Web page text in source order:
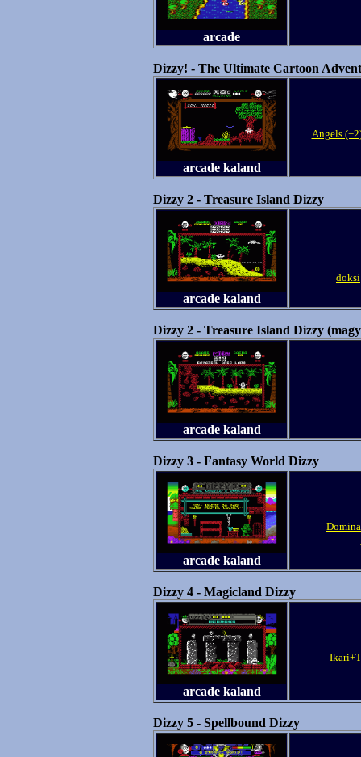
arcade
Dizzy! - The Ultimate Cartoon
arcade kaland
Angels
Dizzy 2 - Treasure Island Dizzy
arcade kaland
doksi
Dizzy 2 - Treasure Island Dizzy
arcade kaland
Dizzy 3 - Fantasy World Dizzy
arcade kaland
Dizzy 4 - Magicland Dizzy
arcade kaland
Dizzy 5 - Spellbound Dizzy